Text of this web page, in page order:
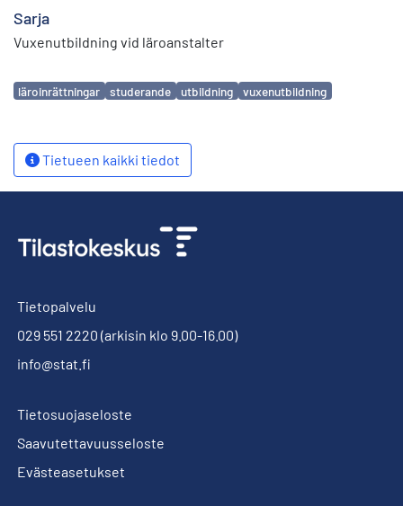
Sarja
Vuxenutbildning vid läroanstalter
Avainsanat
läroinrättningar studerande utbildning vuxenutbildning
Tietueen kaikki tiedot
Tietopalvelu
029 551 2220 (arkisin klo 9.00-16.00)
info@stat.fi
Tietosuojaseloste
Saavutettavuusseloste
Evästeasetukset